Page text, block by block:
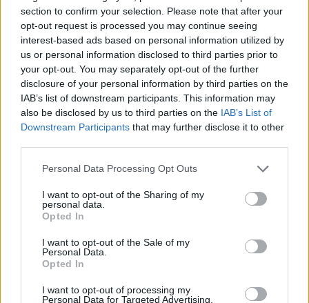
section to confirm your selection. Please note that after your
opt-out request is processed you may continue seeing
interest-based ads based on personal information utilized by
us or personal information disclosed to third parties prior to
your opt-out. You may separately opt-out of the further
disclosure of your personal information by third parties on the
IAB’s list of downstream participants. This information may
also be disclosed by us to third parties on the IAB’s List of
Downstream Participants that may further disclose it to other
Personal Data Processing Opt Outs
I want to opt-out of the Sharing of my
personal data.
Opted In
I want to opt-out of the Sale of my
Personal Data.
Opted In
I want to opt-out of processing my
Personal Data for Targeted Advertising.
*VIDEO. „Am primit atât de multe rachete
Harpoon, încât putem scufunda întreaga flotă
rusă din Marea Neagră!”
*Rușii au ucis deliberat un jurnalist francez în
Donbass, apoi l-au prezentat drept „mercenar
străin” care le aducea muniție militarilor
ucraineni!
VIDEO. Cristoiu și Turcescu întețesc
propaganda pro-Putin: „Aceste sancțiuni sunt
îngrijorătoare, automate, orice-ar face Rusia” /
„Occidentului i-a trebuit acest război mai mult